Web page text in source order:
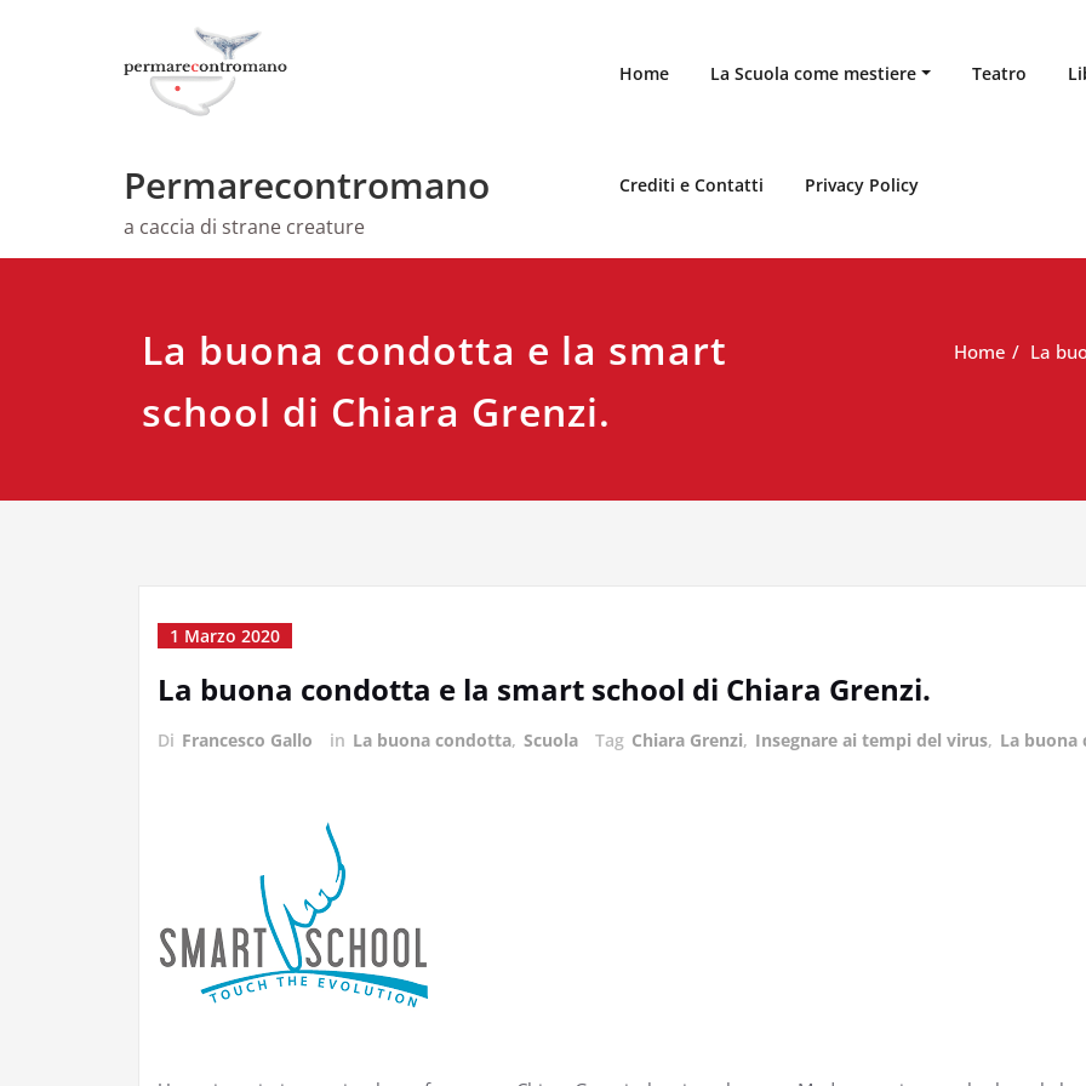
Permarecontromano
a caccia di strane creature
Home La Scuola come mestiere Teatro
Crediti e Contatti Privacy Policy
La buona condotta e la smart
school di Chiara Grenzi.
Home La
1 Marzo 2020
La buona condotta e la smart school di Chiara Grenzi.
Di Francesco Gallo in La buona condotta, Scuola Tag Chiara Grenzi, Insegnare ai tempi del virus, La buona